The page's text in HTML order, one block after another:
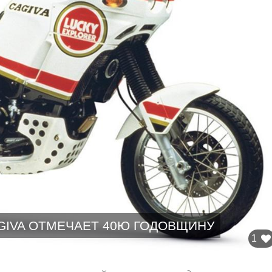
ОТМЕЧАЕТ 40Ю ГОДОВЩИНУ
1